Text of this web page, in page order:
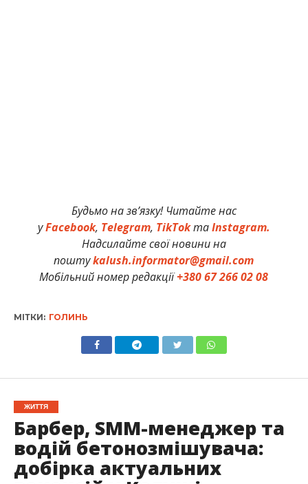
Будьмо на зв’язку! Читайте нас
уFacebook, Telegram, TikTokтаInstagram.
Надсилайте свої новини на
поштуkalush.informator@gmail.com
Мобільний номер редакції+380 67 266 02 08
МІТКИ: ГОЛИНЬ
ЖИТТЯ
Барбер, SMM-менеджер та
водій бетонозмішувача:
добірка актуальних